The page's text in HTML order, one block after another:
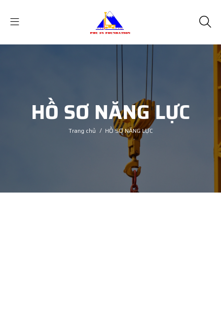
HỒ SƠ NĂNG LỰC
Trang chủ / HỒ SƠ NĂNG LỰC